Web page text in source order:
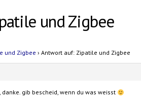
und Zigbee
und Zigbee › Antwort auf: Zipatile und Zigbee
danke. gib bescheid, wenn du was weisst